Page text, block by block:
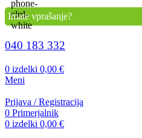
Imate vprašanje?
040 183 332
0 izdelki 0,00 €
Meni
Prijava / Registracija
0 Primerjalnik
0 izdelki 0,00 €